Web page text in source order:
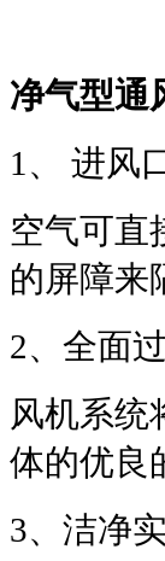
净气型通
1、 进风
空气可直
的屏障来
2、全面
风机系统
体的优良
3、洁净